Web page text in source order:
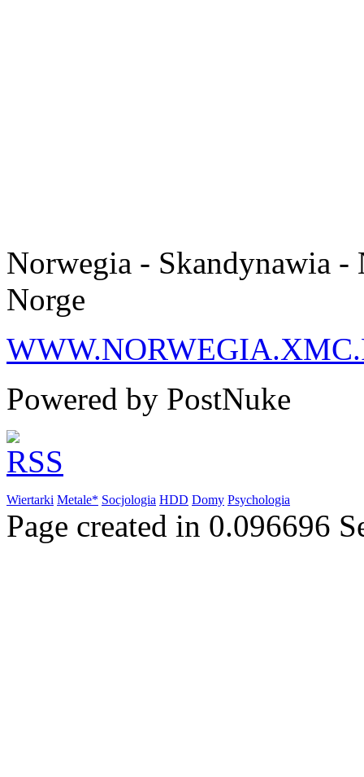
Norwegia - Skandynawia
Norge
Powered by PostNuke
Wiertarki Metale* Socjologia HDD Domy Psychologia
Page created in 0.096696